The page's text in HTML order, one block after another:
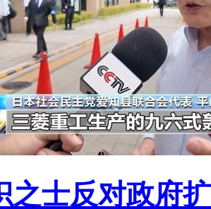
之士反对政府